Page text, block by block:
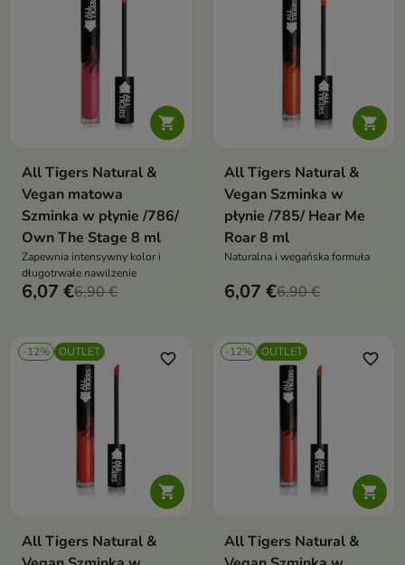

All Tigers Natural &
Vegan matowa
Szminka w płynie /786/
Own The Stage 8 ml
Zapewnia intensywny kolor i
długotrwałe nawilżenie
6,07 €6,90 €

All Tigers Natural &
Vegan Szminka w
płynie /785/ Hear Me
Roar 8 ml
Naturalna i wegańska formuła
6,07 €6,90 €
-12% OUTLET

favorite_border
All Tigers Natural &
-12% OUTLET

favorite_border
All Tigers Natural &